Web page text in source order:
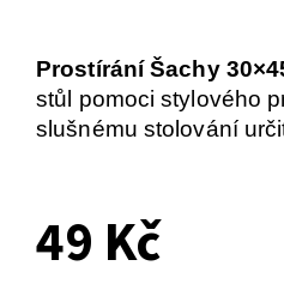
Prostírání Šachy
stůl pomoci stylového
slušnému stolování
49 Kč